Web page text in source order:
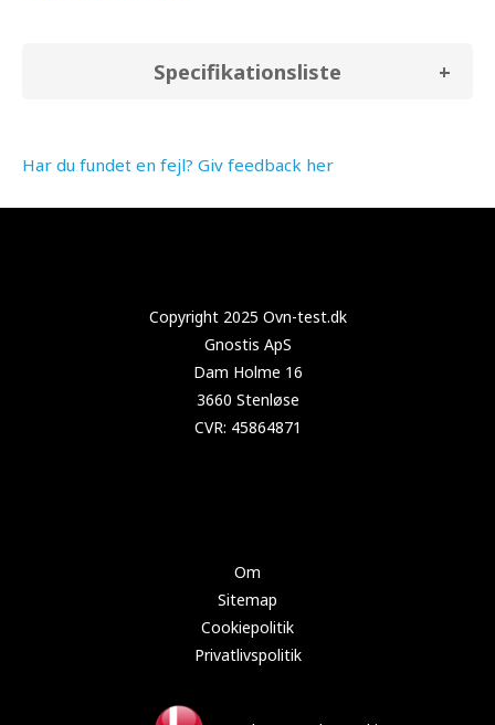
Specifikationsliste
Har du fundet en fejl? Giv feedback her
Om
Sitemap
Cookiepolitik
Privatlivspolitik